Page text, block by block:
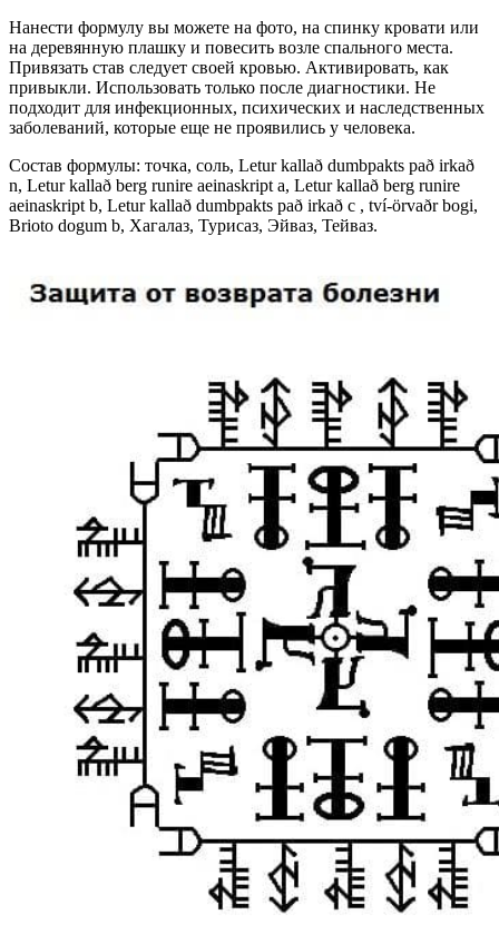
Нанести формулу вы можете на фото, на спинку кровати или
на деревянную плашку и повесить возле спального места.
Привязать став следует своей кровью. Активировать, как
привыкли. Использовать только после диагностики. Не
подходит для инфекционных, психических и наследственных
заболеваний, которые еще не проявились у человека.
Состав формулы: точка, соль, Letur kallað dumbpakts pað irkað
n, Letur kallað berg runire aeinaskript a, Letur kallað berg runire
aeinaskript b, Letur kallað dumbpakts pað irkað c , tví-örvaðr bogi,
Brioto dogum b, Хагалаз, Турисаз, Эйваз, Тейваз.